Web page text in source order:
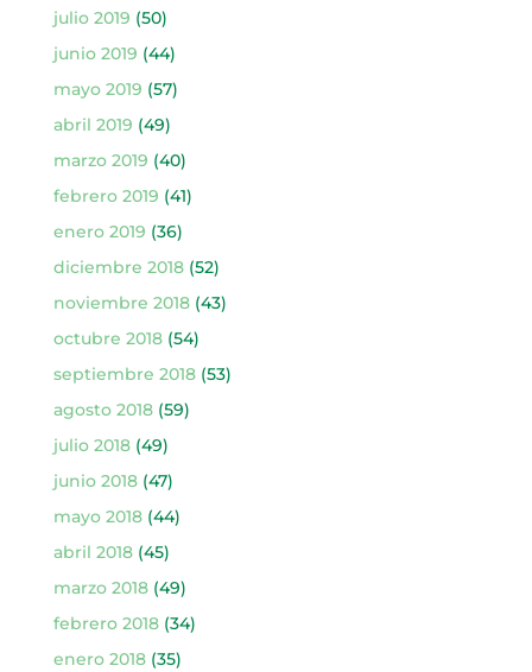
julio 2019 (50)
junio 2019 (44)
mayo 2019 (57)
abril 2019 (49)
marzo 2019 (40)
febrero 2019 (41)
enero 2019 (36)
diciembre 2018(52)
noviembre 2018(43)
octubre 2018(54)
septiembre 2018(53)
agosto 2018(59)
julio 2018(49)
junio 2018(47)
mayo 2018(44)
abril 2018(45)
marzo 2018(49)
febrero 2018(34)
enero 2018(35)